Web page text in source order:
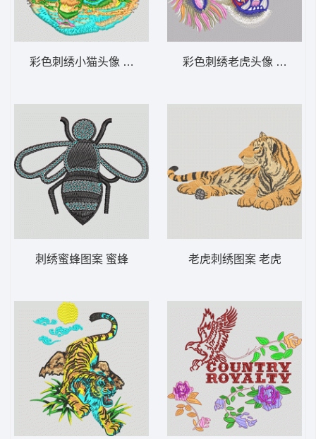
彩色刺绣小猫头像 猫头
刺绣蜜蜂图案 蜜蜂
彩色刺绣老虎头像 老虎头
老虎刺绣图案 老虎